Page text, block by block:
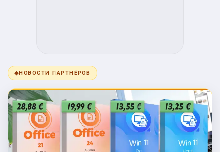
◆НОВОСТИ ПАРТНЁРОВ